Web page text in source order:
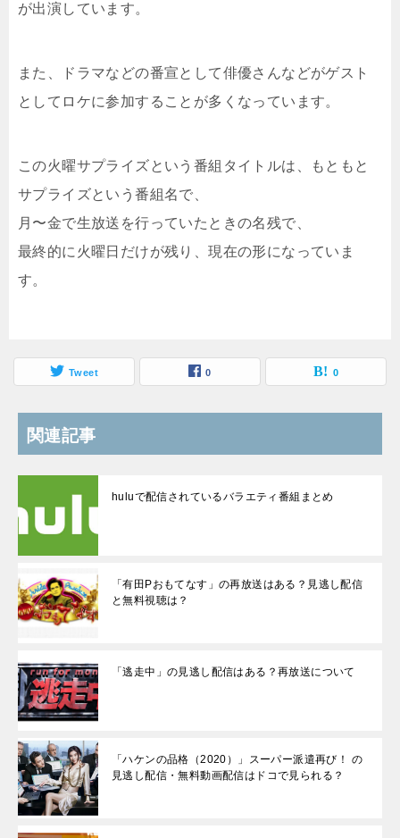
が出演しています。
また、ドラマなどの番宣として俳優さんなどがゲスト
としてロケに参加することが多くなっています。
この火曜サプライズという番組タイトルは、もともと
サプライズという番組名で、
月〜金で生放送を行っていたときの名残で、
最終的に火曜日だけが残り、現在の形になっていま
す。
Tweet 0 0
関連記事
huluで配信されているバラエティ番組まとめ
「有田Pおもてなす」の再放送はある？見逃し配信
と無料視聴は？
「逃走中」の見逃し配信はある？再放送について
「ハケンの品格（2020）」スーパー派遣再び！ の
見逃し配信・無料動画配信はドコで見られる？